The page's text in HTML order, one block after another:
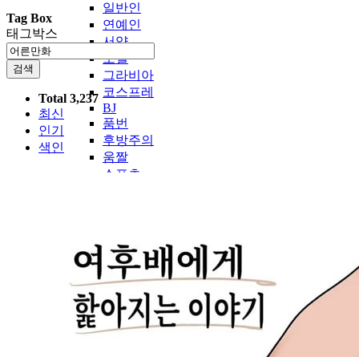
일반인
연예인
서양
모델
그라비아
코스프레
BJ
품번
후방주의
움짤
스포츠
공지&이벤트
공지
1:1문의
광고문의
Tag Box
태그박스
검색
Total 3,237
최신
인기
색인